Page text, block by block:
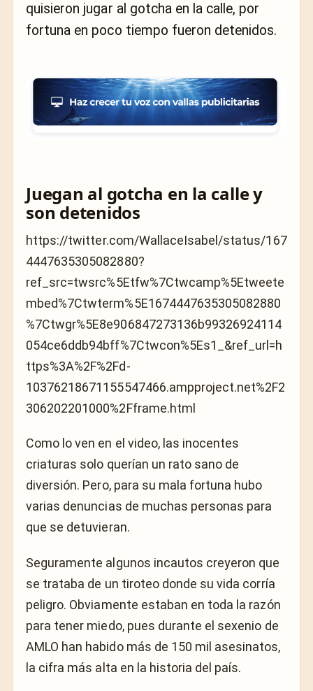
quisieron jugar al gotcha en la calle, por
fortuna en poco tiempo fueron detenidos.
Juegan al gotcha en la calle y
son detenidos
https://twitter.com/WallaceIsabel/status/167
4447635305082880?
ref_src=twsrc%5Etfw%7Ctwcamp%5Etweete
mbed%7Ctwterm%5E1674447635305082880
%7Ctwgr%5E8e906847273136b99326924114
054ce6ddb94bff%7Ctwcon%5Es1_&ref_url=h
ttps%3A%2F%2Fd-
10376218671155547466.ampproject.net%2F2
306202201000%2Fframe.html
Como lo ven en el video, las inocentes
criaturas solo querían un rato sano de
diversión. Pero, para su mala fortuna hubo
varias denuncias de muchas personas para
que se detuvieran.
Seguramente algunos incautos creyeron que
se trataba de un tiroteo donde su vida corría
peligro. Obviamente estaban en toda la razón
para tener miedo, pues durante el sexenio de
AMLO han habido más de 150 mil asesinatos,
la cifra más alta en la historia del país.